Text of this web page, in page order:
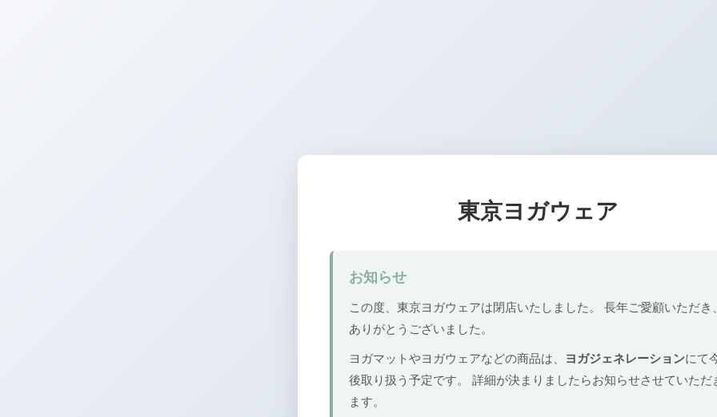
東京ヨガウェア
お知らせ
この度、東京ヨガウェアは閉店いたしました。 長年ご愛顧いただき
ありがとうございました。
ヨガマットやヨガウェアなどの商品は、 ヨガジェネレーションにて
後取り扱う予定です。 詳細が決まりましたらお知らせさせていただ
ます。